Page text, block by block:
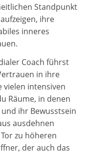
Standpunkt
ihre
inneres
Coach führst
in ihre
vielen intensiven
Räume, in denen
ihr Bewusstsein
ausdehnen
zu höheren
der auch das